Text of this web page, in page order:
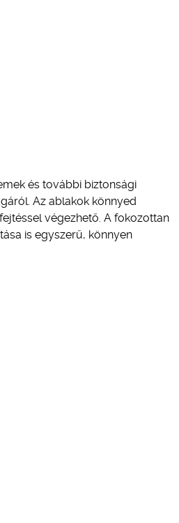
és további biztonsági
Az ablakok könnyed
végezhető. A fokozottan
is egyszerű, könnyen